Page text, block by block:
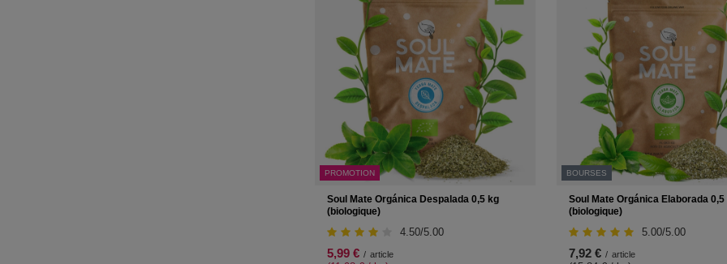
PROMOTION
Soul Mate Orgánica Despalada 0,5 kg
(biologique)
4.50/5.00
5,99 € / article
BOURSES
Soul Mate Orgánica Elaborada 0,5
(biologique)
5.00/5.00
7,92 € / article